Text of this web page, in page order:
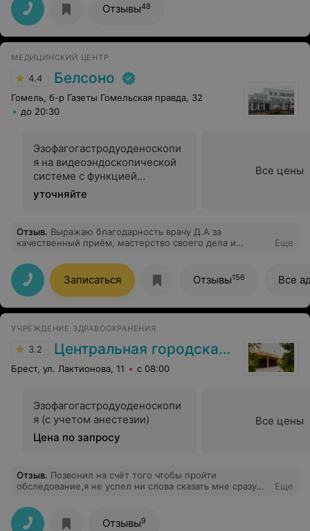
Отзывы48
МЕДИЦИНСКИЙ ЦЕНТР
4.4 Белсоно
Гомель, б-р Газеты Гомельская правда, 32
до 20:30
Эзофагогастродуоденоскопи
я на видеоэндоскопической
системе с функцией
хромоскопии (с
использованием функции
уточняйте
Все цены
Отзыв. Выражаю благодарность врачу Д.А за
качественный приём, мастерство своего дела и
работникам регистратуры за доброжелательное
отношение к людям. Спасибо большое!
Еще
Записаться Отзывы156 Все
УЧРЕЖДЕНИЕ ЗДРАВООХРАНЕНИЯ
3.2 Центральная городская больница
Брест, ул. Лактионова, 11 с 08:00
Эзофагогастродуоденоскопи
я (с учетом анестезии)
Цена по запросу
Все цены
Отзыв. Позвонил на счёт того чтобы пройти
обследование,я не успел ни слова сказать мне сразу
,мне начинают высказать что якобы должен был где то
что то прочитать и так далее ,человек не умеет
Еще
Отзывы9